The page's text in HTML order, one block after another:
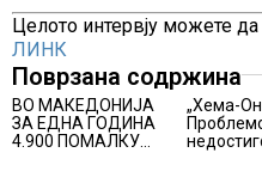
Целото интервју можете
ЛИНК
Поврзана содржина
ВО МАКЕДОНИЈА
ЗА ЕДНА ГОДИНА
4.900 ПОМАЛКУ
„Хема-